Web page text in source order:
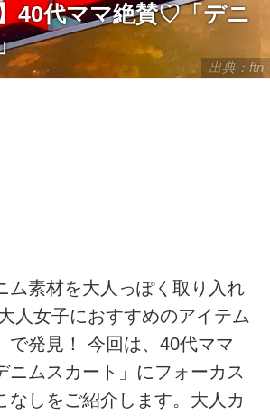
出典：ftn
40代ママ絶賛♡「デニ
ム素材を大人っぽく取り入れ
人女子におすすめのアイテム
で発見！ 今回は、40代ママ
ニムスカート」にフォーカス
なしをご紹介します。大人カ